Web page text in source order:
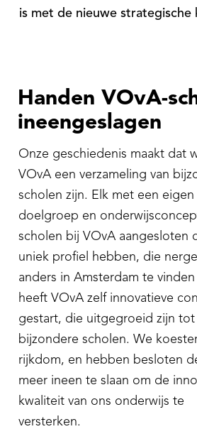
is met de nieuwe strategische
Onze geschiedenis maakt dat
VOvA een verzameling van
scholen zijn. Elk met een eigen
doelgroep en
scholen bij VOvA aangesloten
uniek profiel hebben, die
anders in Amsterdam te
heeft VOvA zelf innovatieve
gestart, die uitgegroeid zijn tot
bijzondere scholen. We
rijkdom, en hebben besloten
meer ineen te slaan om de
kwaliteit van ons onderwijs te
versterken.
Handen VOvA-
ineengeslagen